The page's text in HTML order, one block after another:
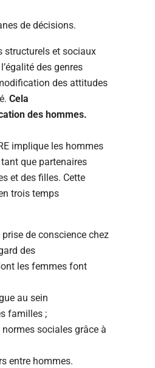
de décisions.
structurels et sociaux
des genres
des attitudes
Cela
des hommes.
implique les hommes
que partenaires
et des filles. Cette
trois temps
de conscience chez
des
les femmes font
au sein
familles ;
sociales grâce à
entre hommes.